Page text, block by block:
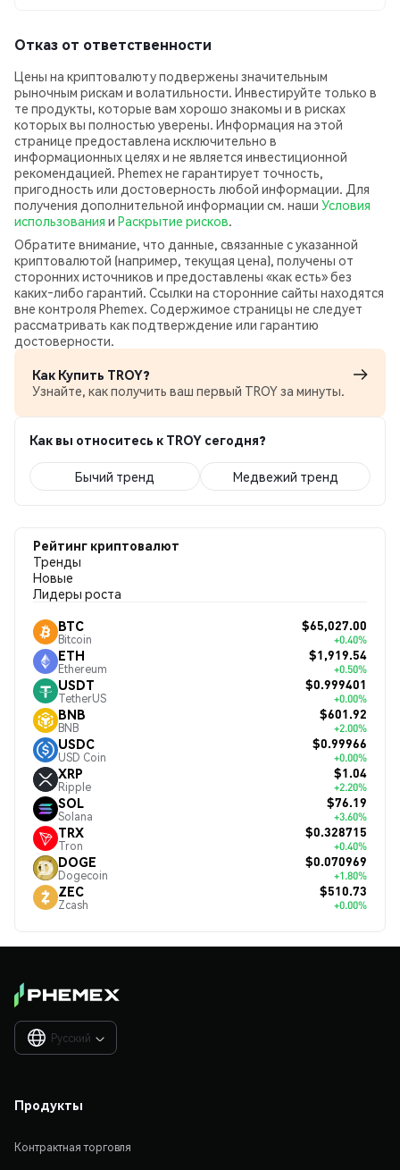
Отказ от ответственности
Цены на криптовалюту подвержены значительным
рыночным рискам и волатильности. Инвестируйте только в
те продукты, которые вам хорошо знакомы и в рисках
которых вы полностью уверены. Информация на этой
странице предоставлена исключительно в
информационных целях и не является инвестиционной
рекомендацией. Phemex не гарантирует точность,
пригодность или достоверность любой информации. Для
получения дополнительной информации см. наши Условия
использования и Раскрытие рисков.
Обратите внимание, что данные, связанные с указанной
криптовалютой (например, текущая цена), получены от
сторонних источников и предоставлены «как есть» без
каких‑либо гарантий. Ссылки на сторонние сайты находятся
вне контроля Phemex. Содержимое страницы не следует
рассматривать как подтверждение или гарантию
достоверности.
Как Купить TROY?
Узнайте, как получить ваш первый TROY за минуты.
Как вы относитесь к TROY сегодня?
Бычий тренд Медвежий тренд
Рейтинг криптовалют
Тренды
Новые
Лидеры роста
BTC
Bitcoin
$65,027.00
+0.40%
ETH
Ethereum
$1,919.54
+0.50%
USDT
TetherUS
$0.999401
+0.00%
BNB
BNB
$601.92
+2.00%
USDC
USD Coin
$0.99966
+0.00%
XRP
Ripple
$1.04
+2.20%
SOL
Solana
$76.19
+3.60%
TRX
Tron
$0.328715
+0.40%
DOGE
Dogecoin
$0.070969
+1.80%
ZEC
Zcash
$510.73
+0.00%
Русский 
Продукты
Контрактная торговля